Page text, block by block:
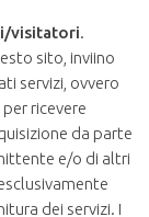
visitatori.
sito, inviino
servizi, ovvero
ricevere
da parte
e/o di altri
dei servizi. I